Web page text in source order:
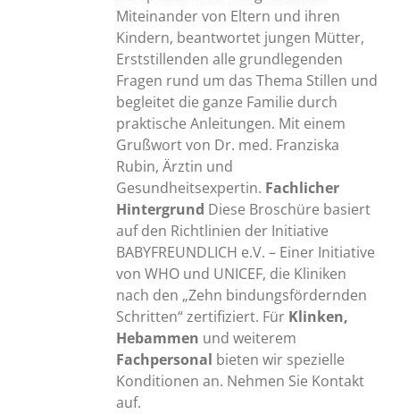
Miteinander von Eltern und ihren
Kindern, beantwortet jungen Mütter,
Erststillenden alle grundlegenden
Fragen rund um das Thema Stillen und
begleitet die ganze Familie durch
praktische Anleitungen. Mit einem
Grußwort von Dr. med. Franziska
Rubin, Ärztin und
Gesundheitsexpertin. Fachlicher
Hintergrund Diese Broschüre basiert
auf den Richtlinien der Initiative
BABYFREUNDLICH e.V. – Einer Initiative
von WHO und UNICEF, die Kliniken
nach den „Zehn bindungsfördernden
Schritten“ zertifiziert. Für Klinken,
Hebammen und weiterem
Fachpersonal bieten wir spezielle
Konditionen an. Nehmen Sie Kontakt
auf.